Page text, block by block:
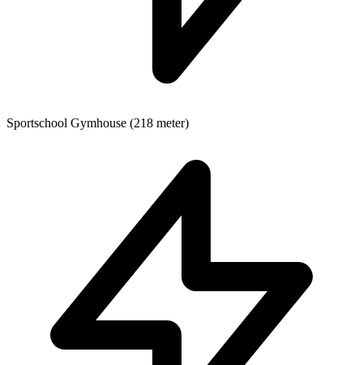
Sportschool Gymhouse (218 meter)